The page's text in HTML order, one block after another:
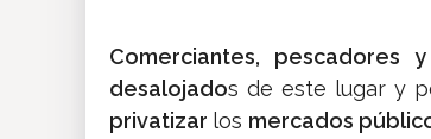
Comerciantes, pescadores
desalojados de este lugar y
privatizar los mercados